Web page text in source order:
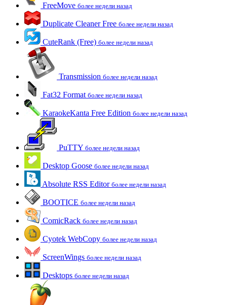
FreeMove более недели назад
Duplicate Cleaner Free более недели назад
CuteRank (Free) более недели назад
Transmission более недели назад
Fat32 Format более недели назад
KaraokeKanta Free Edition более недели назад
PuTTY более недели назад
Desktop Goose более недели назад
Absolute RSS Editor более недели назад
BOOTICE более недели назад
ComicRack более недели назад
Cyotek WebCopy более недели назад
ScreenWings более недели назад
Desktops более недели назад